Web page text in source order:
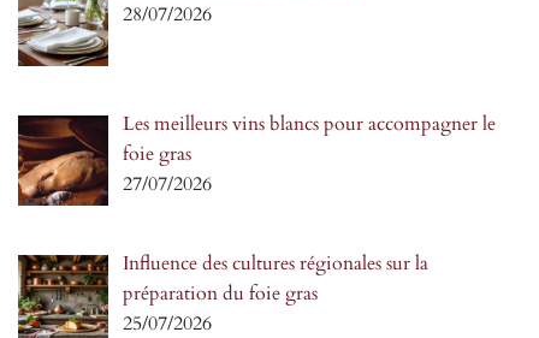
28/07/2026
Les meilleurs vins blancs pour accompagner le
foie gras
27/07/2026
Influence des cultures régionales sur la
préparation du foie gras
25/07/2026